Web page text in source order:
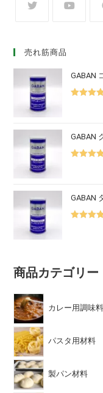
売れ筋商品
GABAN
GABAN
GABAN
商品カテゴリー
カレー用調味料
パスタ用材料
製パン材料